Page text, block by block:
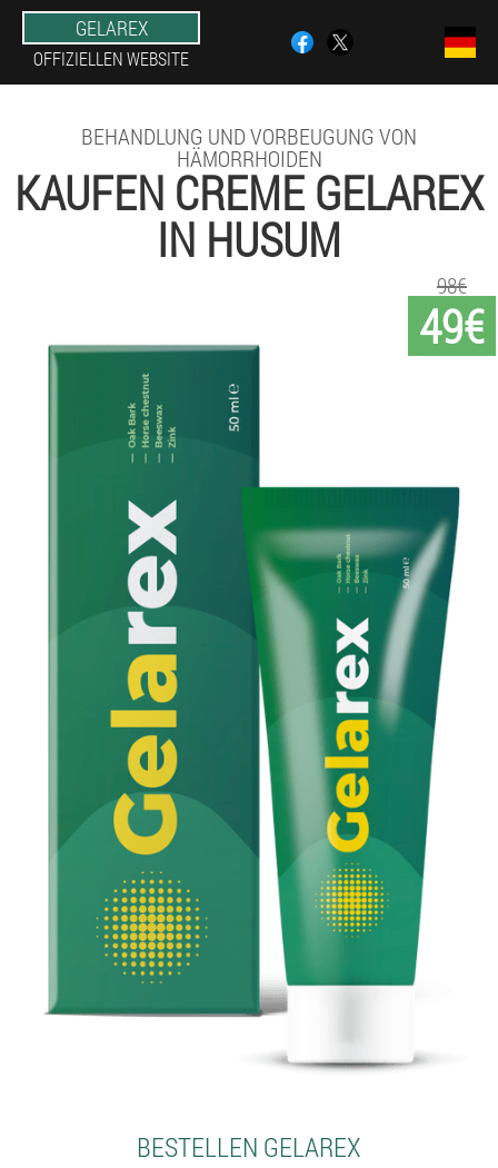
GELAREX
OFFIZIELLEN WEBSITE
BEHANDLUNG UND VORBEUGUNG VON
HÄMORRHOIDEN
KAUFEN CREME GELAREX
IN HUSUM
49€
98€
BESTELLEN GELAREX